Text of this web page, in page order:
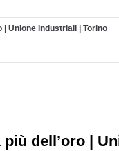
Unione Industriali | Torino
dell’oro |